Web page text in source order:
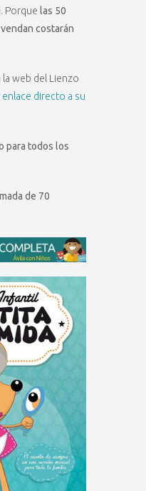
Porque las 50
costarán
la web del Lienzo
directo a su
para todos los
de 70